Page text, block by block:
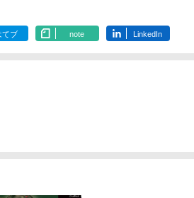
てブ note LinkedIn